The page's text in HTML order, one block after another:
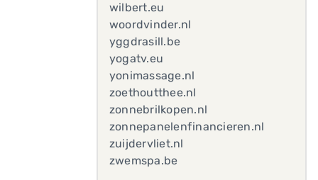
wilbert.eu
woordvinder.nl
yggdrasill.be
yogatv.eu
yonimassage.nl
zoethoutthee.nl
zonnebrilkopen.nl
zonnepanelenfinancieren.nl
zuijdervliet.nl
zwemspa.be